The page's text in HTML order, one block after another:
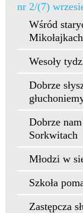
nr 2/(7)
Wśród
Mikołajkach
Wesoły
Dobrze
Dobrze
Sorkwitach
Młodzi w
Szkoła
Zastępcza